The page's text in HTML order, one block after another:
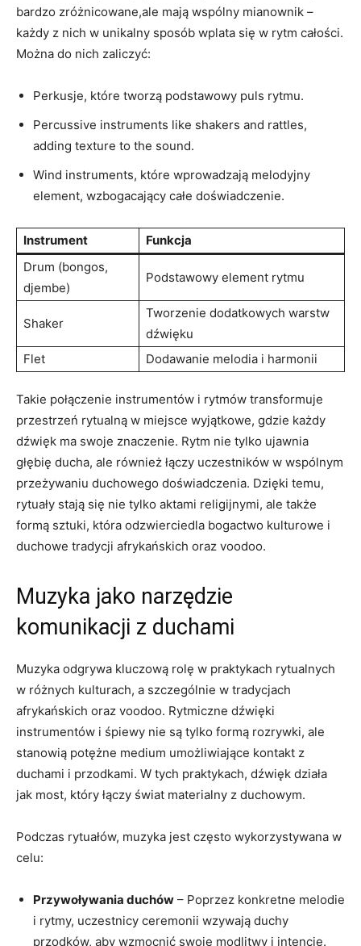
bardzo zróżnicowane,ale mają wspólny mianownik –
każdy z nich w unikalny sposób wplata się w rytm całości.
Można do nich zaliczyć:
Perkusje, które tworzą podstawowy puls rytmu.
Percussive instruments like shakers and rattles,
adding texture to the sound.
Wind instruments, które wprowadzają melodyjny
element, wzbogacający całe doświadczenie.
Instrument
Funkcja
Drum (bongos,
djembe)
Podstawowy element rytmu
Shaker
Tworzenie dodatkowych warstw
dźwięku
Flet
Dodawanie melodia i harmonii
Takie połączenie instrumentów i rytmów transformuje
przestrzeń rytualną w miejsce wyjątkowe, gdzie każdy
dźwięk ma swoje znaczenie. Rytm nie tylko ujawnia
głębię ducha, ale również łączy uczestników w wspólnym
przeżywaniu duchowego doświadczenia. Dzięki temu,
rytuały stają się nie tylko aktami religijnymi, ale także
formą sztuki, która odzwierciedla bogactwo kulturowe i
duchowe tradycji afrykańskich oraz voodoo.
Muzyka jako narzędzie
komunikacji z duchami
Muzyka odgrywa kluczową rolę w praktykach rytualnych
w różnych kulturach, a szczególnie w tradycjach
afrykańskich oraz voodoo. Rytmiczne dźwięki
instrumentów i śpiewy nie są tylko formą rozrywki, ale
stanowią potężne medium umożliwiające kontakt z
duchami i przodkami. W tych praktykach, dźwięk działa
jak most, który łączy świat materialny z duchowym.
Podczas rytuałów, muzyka jest często wykorzystywana w
celu:
Przywoływania duchów – Poprzez konkretne melodie
i rytmy, uczestnicy ceremonii wzywają duchy
przodków, aby wzmocnić swoje modlitwy i intencje.